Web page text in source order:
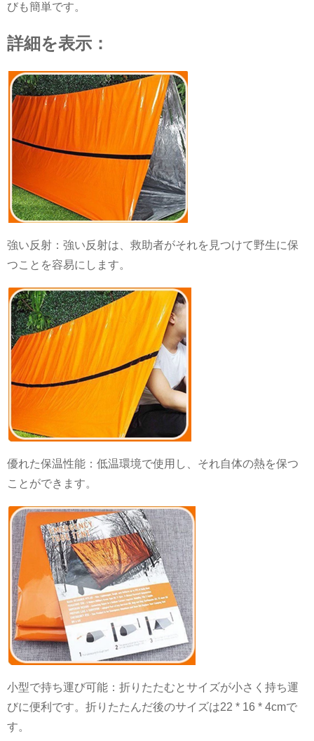
びも簡単です。
詳細を表示：
強い反射：強い反射は、救助者がそれを見つけて野生に保
つことを容易にします。
優れた保温性能：低温環境で使用し、それ自体の熱を保つ
ことができます。
小型で持ち運び可能：折りたたむとサイズが小さく持ち運
びに便利です。折りたたんだ後のサイズは22 * 16 * 4cmで
す。